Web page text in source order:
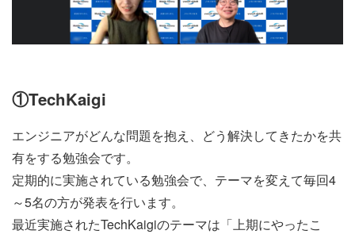
①TechKaigi
エンジニアがどんな問題を抱え、どう解決してきたかを共
有をする勉強会です。
定期的に実施されている勉強会で、テーマを変えて毎回4
～5名の方が発表を行います。
最近実施されたTechKaigiのテーマは「上期にやったこ